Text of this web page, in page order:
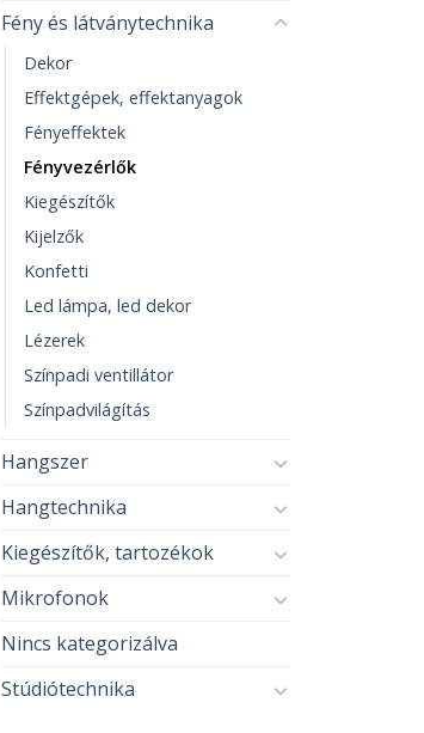
Fény és látványtechnika
Dekor
Effektgépek, effektanyagok
Fényeffektek
Fényvezérlők
Kiegészítők
Kijelzők
Konfetti
Led lámpa, led dekor
Lézerek
Színpadi ventillátor
Színpadvilágítás
Hangszer
Hangtechnika
Kiegészítők, tartozékok
Mikrofonok
Nincs kategorizálva
Stúdiótechnika